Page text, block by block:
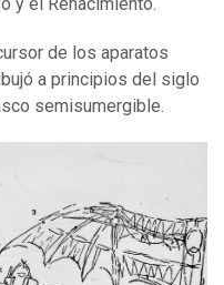
de los aparatos
a principios del siglo
semisumergible.